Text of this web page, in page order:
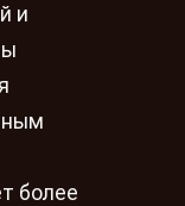
и
более